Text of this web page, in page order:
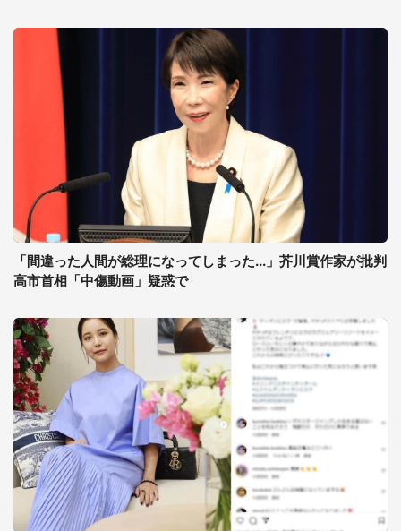
「間違った人間が総理になってしまった...」芥川賞作家が批判
高市首相「中傷動画」疑惑で